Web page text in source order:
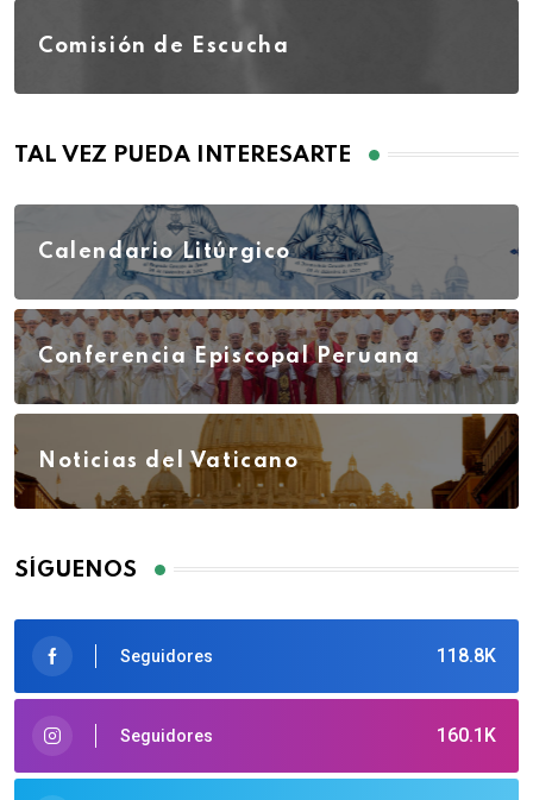
Comisión de Escucha
TAL VEZ PUEDA INTERESARTE
Calendario Litúrgico
Conferencia Episcopal Peruana
Noticias del Vaticano
SÍGUENOS
118.8K
Seguidores
160.1K
Seguidores